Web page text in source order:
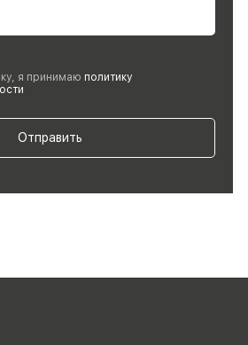
я принимаю политику
Отправить